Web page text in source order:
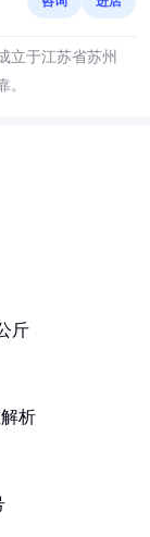
立于江苏省苏州
。
斤
析